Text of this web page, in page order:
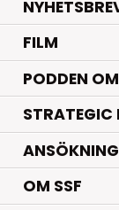
FILM
PODDEN
STRATEGIC
OM SSF